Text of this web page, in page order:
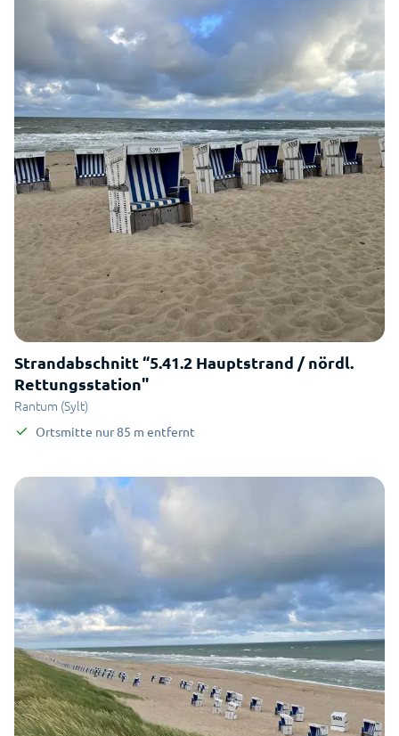
Strandabschnitt “5.41.2 Hauptstrand / nördl.
Rettungsstation"
Rantum (Sylt)
Ortsmitte nur85 m entfernt